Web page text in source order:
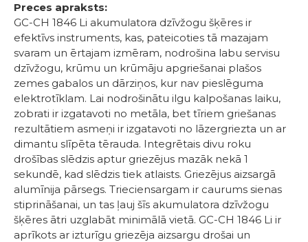
Preces apraksts:
GC-CH 1846 Li akumulatora dzīvžogu šķēres ir
efektīvs instruments, kas, pateicoties tā mazajam
svaram un ērtajam izmēram, nodrošina labu servisu
dzīvžogu, krūmu un krūmāju apgriešanai plašos
zemes gabalos un dārziņos, kur nav pieslēguma
elektrotīklam. Lai nodrošinātu ilgu kalpošanas laiku,
zobrati ir izgatavoti no metāla, bet tīriem griešanas
rezultātiem asmeņi ir izgatavoti no lāzergriezta un ar
dimantu slīpēta tērauda. Integrētais divu roku
drošības slēdzis aptur griezējus mazāk nekā 1
sekundē, kad slēdzis tiek atlaists. Griezējus aizsargā
alumīnija pārsegs. Trieciensargam ir caurums sienas
stiprināšanai, un tas ļauj šīs akumulatora dzīvžogu
šķēres ātri uzglabāt minimālā vietā. GC-CH 1846 Li ir
aprīkots ar izturīgu griezēja aizsargu drošai un